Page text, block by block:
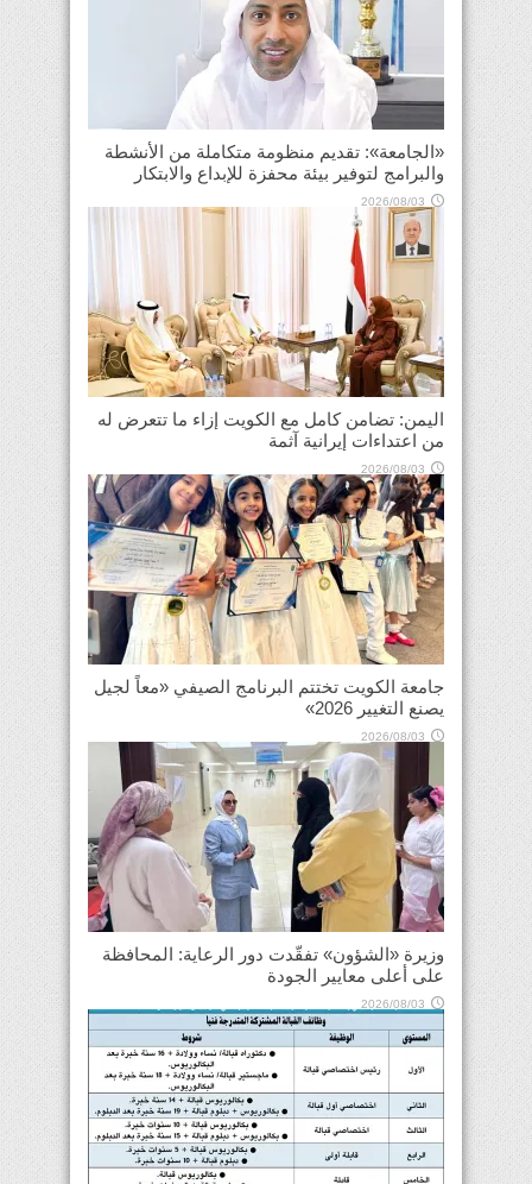
«الجامعة»: تقديم منظومة متكاملة من الأنشطة
والبرامج لتوفير بيئة محفزة للإبداع والابتكار
2026/08/03
اليمن: تضامن كامل مع الكويت إزاء ما تتعرض له
من اعتداءات إيرانية آثمة
2026/08/03
جامعة الكويت تختتم البرنامج الصيفي «معاً لجيل
يصنع التغيير 2026»
2026/08/03
وزيرة «الشؤون» تفقّدت دور الرعاية: المحافظة
على أعلى معايير الجودة
2026/08/03